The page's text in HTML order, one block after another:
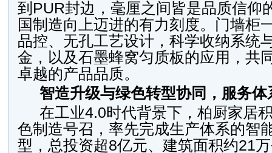
到PUR封边，毫厘之间皆是品质信仰
国制造向上迈进的有力刻度。门墙柜
品控、无孔工艺设计，科学收纳系统
金，以及石墨蜂窝匀质板的应用，共
卓越的产品品质。
智造升级与绿色转型协同，服务
在工业4.0时代背景下，柏厨家居
色制造号召，率先完成生产体系的智
型，总投资超8亿元、建筑面积约21